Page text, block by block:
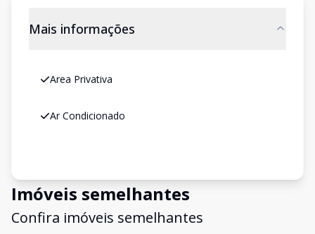
Mais informações
Area Privativa
Ar Condicionado
Imóveis semelhantes
Confira imóveis semelhantes